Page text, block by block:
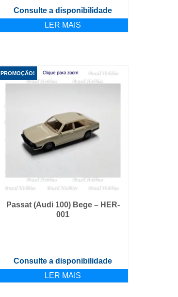
Consulte a disponibilidade
LER MAIS
PROMOÇÃO!
Passat (Audi 100) Bege – HER-
001
Consulte a disponibilidade
LER MAIS